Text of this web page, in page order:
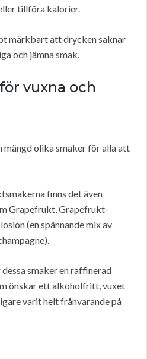
tillföra kalorier.
märkbart att drycken saknar
och jämna smak.
vuxna och
mängd olika smaker för alla att
finns det även
Grapefrukt, Grapefrukt-
(en spännande mix av
smaker en raffinerad
önskar ett alkoholfritt, vuxet
varit helt frånvarande på